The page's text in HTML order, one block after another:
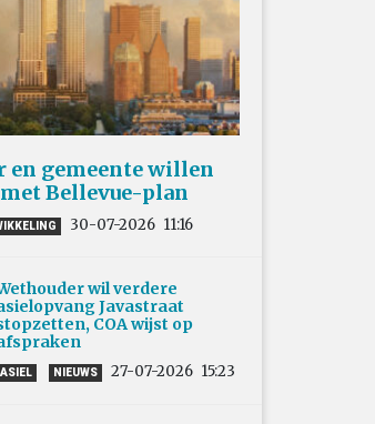
en gemeente willen
Bellevue-plan
30-07-2026 11:16
wil verdere
Javastraat
COA wijst op
ASIEL NIEUWS 27-07-2026 15:23